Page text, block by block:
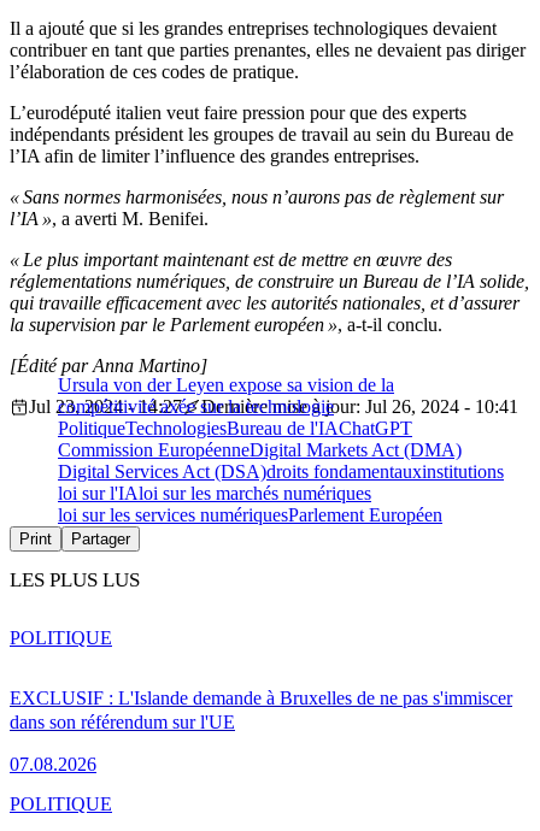
Il a ajouté que si les grandes entreprises technologiques devaient
contribuer en tant que parties prenantes, elles ne devaient pas diriger
l’élaboration de ces codes de pratique.
L’eurodéputé italien veut faire pression pour que des experts
indépendants président les groupes de travail au sein du Bureau de
l’IA afin de limiter l’influence des grandes entreprises.
« Sans normes harmonisées, nous n’aurons pas de règlement sur
l’IA », a averti M. Benifei.
« Le plus important maintenant est de mettre en œuvre des
réglementations numériques, de construire un Bureau de l’IA solide,
qui travaille efficacement avec les autorités nationales, et d’assurer
la supervision par le Parlement européen », a-t-il conclu.
Ursula von der Leyen expose sa vision de la
compétitivité axée sur la technologie
[Édité par Anna Martino]
Jul 23, 2024 - 14:27
Dernière mise à jour: Jul 26, 2024 - 10:41
PolitiqueTechnologiesBureau de l'IAChatGPT
Commission EuropéenneDigital Markets Act (DMA)
Digital Services Act (DSA)droits fondamentauxinstitutions
loi sur l'IAloi sur les marchés numériques
loi sur les services numériquesParlement Européen
Print Partager
LES PLUS LUS
EXCLUSIF : L'Islande demande à Bruxelles de ne pas s'immiscer
dans son référendum sur l'UE
07.08.2026
POLITIQUE
POLITIQUE